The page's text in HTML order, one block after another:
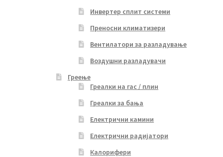
Инвертер сплит системи
Преносни климатизери
Вентилатори за разладување
Воздушни разладувачи
Греење
Греалки на гас / плин
Греалки за бања
Електрични камини
Електрични радијатори
Калорифери